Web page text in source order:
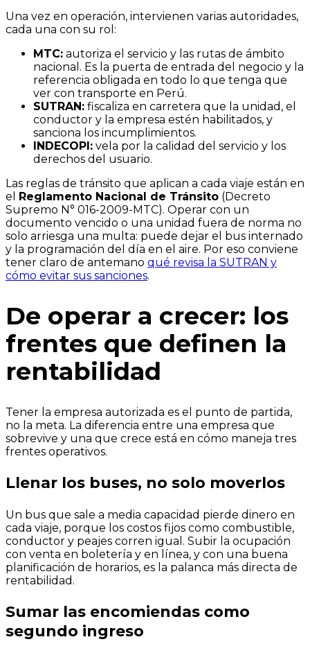
Una vez en operación, intervienen varias autoridades,
cada una con su rol:
MTC: autoriza el servicio y las rutas de ámbito
nacional. Es la puerta de entrada del negocio y la
referencia obligada en todo lo que tenga que
ver con transporte en Perú.
SUTRAN: fiscaliza en carretera que la unidad, el
conductor y la empresa estén habilitados, y
sanciona los incumplimientos.
INDECOPI: vela por la calidad del servicio y los
derechos del usuario.
Las reglas de tránsito que aplican a cada viaje están en
el
Reglamento Nacional de Tránsito (Decreto
Supremo N° 016-2009-MTC). Operar con un
documento vencido o una unidad fuera de norma no
solo arriesga una multa: puede dejar el bus internado
y la programación del día en el aire. Por eso conviene
tener claro de antemano qué revisa la SUTRAN y
cómo evitar sus sanciones.
De operar a crecer: los
frentes que definen la
rentabilidad
Tener la empresa autorizada es el punto de partida,
no la meta. La diferencia entre una empresa que
sobrevive y una que crece está en cómo maneja tres
frentes operativos.
Llenar los buses, no solo moverlos
Un bus que sale a media capacidad pierde dinero en
cada viaje, porque los costos fijos como combustible,
conductor y peajes corren igual. Subir la ocupación
con venta en boletería y en línea, y con una buena
planificación de horarios, es la palanca más directa de
rentabilidad.
Sumar las encomiendas como
segundo ingreso